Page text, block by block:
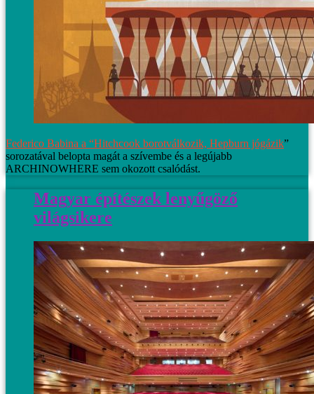
Federico Babina a “Hitchcook borotválkozik, Hepburn jógázik”
sorozatával belopta magát a szívembe és a legújabb
ARCHINOWHERE sem okozott csalódást.
Magyar építészek lenyűgöző
világsikere